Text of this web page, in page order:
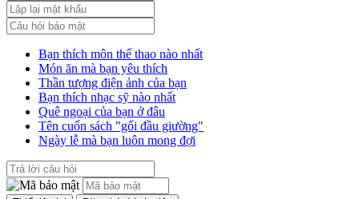
Lượt xem:1785 | lượt tải:546
Bạn thích môn thể thao nào nhất
Món ăn mà bạn yêu thích
Thần tượng điện ảnh của bạn
Bạn thích nhạc sỹ nào nhất
Quê ngoại của bạn ở đâu
Tên cuốn sách "gối đầu giường"
Ngày lễ mà bạn luôn mong đợi